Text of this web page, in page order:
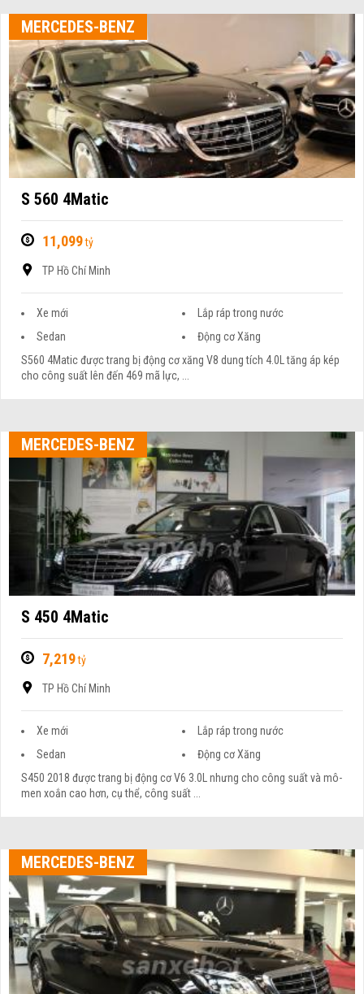
MERCEDES-BENZ
S 560 4Matic
11,099tỷ
TP Hồ Chí Minh
Xe mới
Lắp ráp trong nước
Sedan
Động cơ Xăng
S560 4Matic được trang bị động cơ xăng V8 dung tích 4.0L tăng áp kép
cho công suất lên đến 469 mã lực, ...
MERCEDES-BENZ
S 450 4Matic
7,219tỷ
TP Hồ Chí Minh
Xe mới
Lắp ráp trong nước
Sedan
Động cơ Xăng
S450 2018 được trang bị động cơ V6 3.0L nhưng cho công suất và mô-
men xoắn cao hơn, cụ thể, công suất ...
MERCEDES-BENZ